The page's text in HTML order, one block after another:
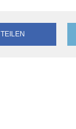
TEILEN